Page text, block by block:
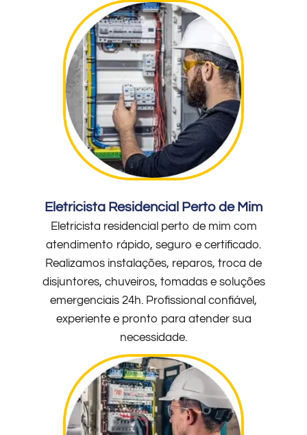
Eletricista Residencial Perto de Mim
Eletricista residencial perto de mim com
atendimento rápido, seguro e certificado.
Realizamos instalações, reparos, troca de
disjuntores, chuveiros, tomadas e soluções
emergenciais 24h. Profissional confiável,
experiente e pronto para atender sua
necessidade.